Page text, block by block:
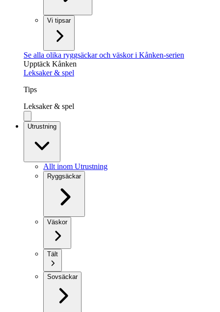
Vi tipsar
Se alla olika ryggsäckar och väskor i Kånken-serien
Upptäck Kånken
Leksaker & spel
Tips
Leksaker & spel
Utrustning
Allt inom Utrustning
Ryggsäckar
Väskor
Tält
Sovsäckar